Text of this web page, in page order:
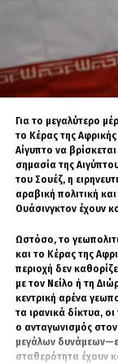
χρόνια, κυρίως μετά
Οκτωβρίου 2023 και
Ισραήλ.
Οι απειλές
σε έναν
προσπαθούν τώρα να
προετοιμαστούν για
Πολλά από τα κράτη
παρελθόντος,
αποτελεί την
Η Τουρκία και η
παραδείγματα. Η
Για το μεγαλύτερο
το Κέρας της
Αίγυπτο να
σημασία της
του Σουέζ, η
αραβική πολιτική
Ουάσινγκτον έχουν
Ωστόσο, το
και το Κέρας της
περιοχή δεν
με τον Νείλο ή τη
κεντρική αρένα
τα ιρανικά δίκτυα,
ο ανταγωνισμός
μεγάλων
σταθερότητα έχουν